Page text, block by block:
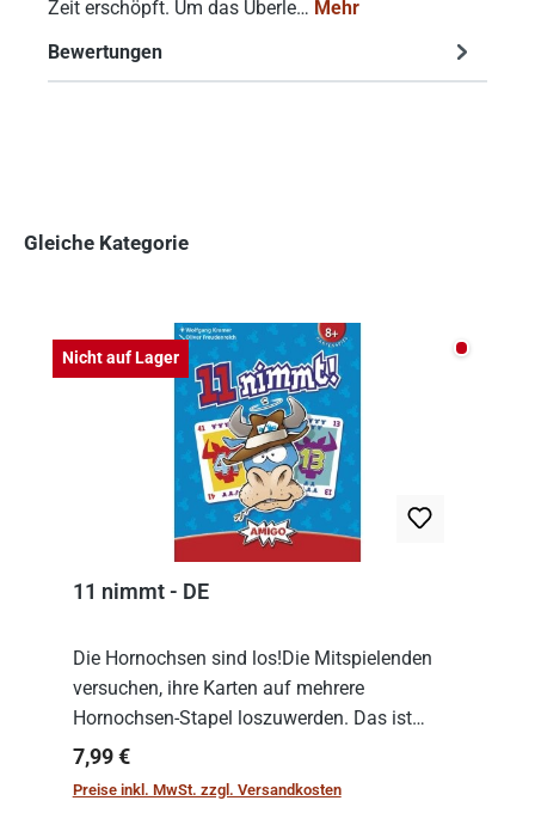
Zeit erschöpft. Um das Überle… Mehr
Bewertungen
Gleiche Kategorie
Nicht auf Lager Nicht
11 nimmt - DE
Die Hornochsen sind los!Die Mitspielenden
versuchen, ihre Karten auf mehrere
Hornochsen-Stapel loszuwerden. Das ist
kniffliger als gedacht, denn die Differenz
zwischen ausgespielter Karte und der
Regulärer Preis:
7,99 €
Preise inkl. MwSt. zzgl. Versandkosten